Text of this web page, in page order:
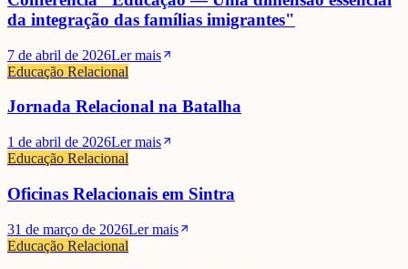
da integração das famílias imigrantes"
7 de abril de 2026Ler mais
Educação Relacional
Jornada Relacional na Batalha
1 de abril de 2026Ler mais
Educação Relacional
Oficinas Relacionais em Sintra
31 de março de 2026Ler mais
Educação Relacional